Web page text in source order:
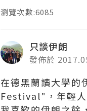
瀏覽次數:6085
只談伊朗
發佈於
在德黑蘭讀大學
Festival"，年輕人